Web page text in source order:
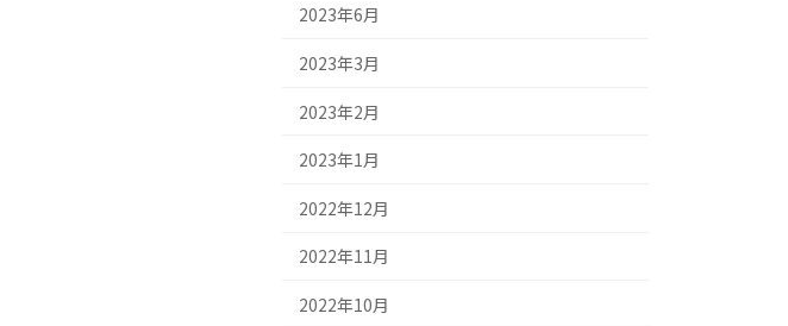
2023年6月
2023年3月
2023年2月
2023年1月
2022年12月
2022年11月
2022年10月